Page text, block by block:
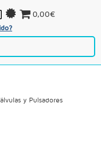
0,00€
y Pulsadores